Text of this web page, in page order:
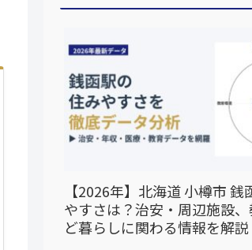
【2026年】北海道 小樽市 銭
やすさは？治安・周辺施設
ど暮らしに関わる情報を解説